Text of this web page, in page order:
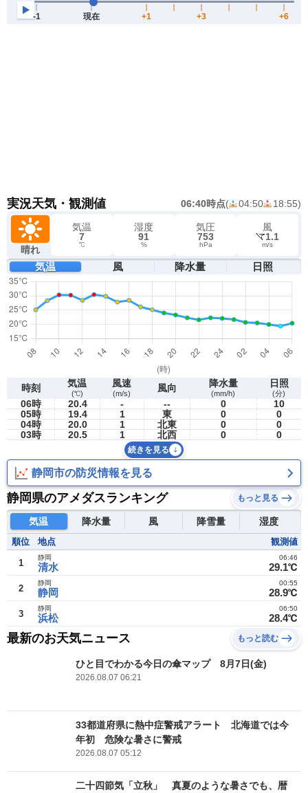
実況天気・観測値 06:40時点( 04:50 18:55)
晴れ
気温
7
℃
湿度
91
%
気圧
753
hPa
風
1.1
m/s
気温 風 降水量 日照
時刻 気温
(℃)
風速
(m/s) 風向 降水量
(mm/h)
日照
(分)
06時 20.4 - -- 0
10
05時
19.4 1 東 0
0
04時
20.0 1 北東 0
0
03時
20.5 1 北西 0 0
続きを見る
静岡市の防災情報を見る
静岡県のアメダスランキング もっと見る
気温 降水量 風 降雪量 湿度
順位 地点 観測値
1 清水
静岡
29.1℃
06:46
2 静岡
静岡
28.9℃
00:55
3 浜松
静岡
28.4℃
06:50
最新のお天気ニュース もっと読む
ひと目でわかる今日の傘マップ 8月7日(金)
2026.08.07 06:21
33都道府県に熱中症警戒アラート 北海道では今
年初 危険な暑さに警戒
2026.08.07 05:12
二十四節気「立秋」 真夏のような暑さでも、暦